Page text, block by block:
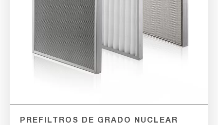
PREFILTROS DE GRADO NUCLEAR